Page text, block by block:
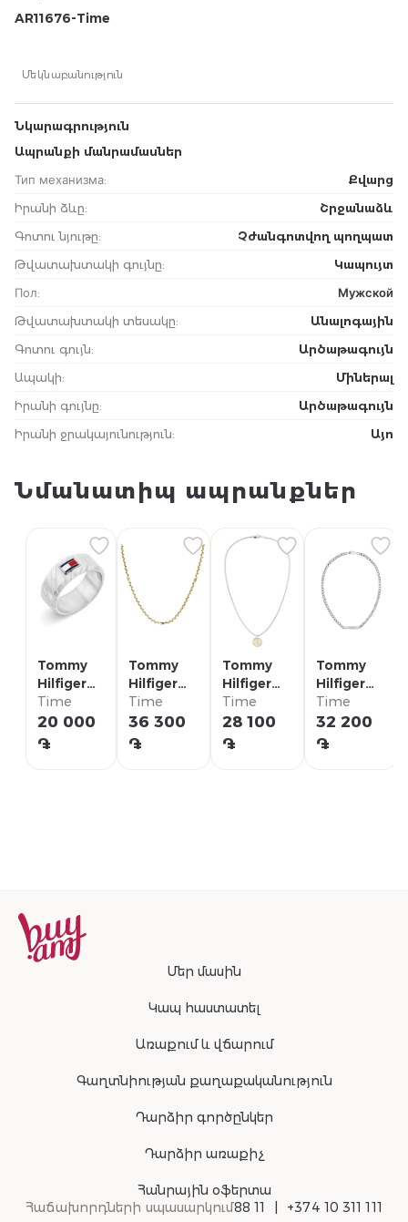
AR11676-Time
Մեկնաբանություն
Նկարագրություն
Ապրանքի մանրամասներ
Тип механизма:
Քվարց
Իրանի ձևը:
Շրջանաձև
Գոտու նյութը:
Չժանգոտվող պողպատ
Թվատախտակի գույնը:
Կապույտ
Пол:
Мужской
Թվատախտակի տեսակը:
Անալոգային
Գոտու գույն:
Արծաթագույն
Ապակի:
Միներալ
Իրանի գույնը:
Արծաթագույն
Իրանի ջրակայունություն: Այո
Նմանատիպ ապրանքներ
Tommy
Hilfiger
Кольцо/
2790621G
Time
20 000
֏
Tommy
Hilfiger
Ожерелье/
2790673
Time
36 300
֏
Tommy
Hilfiger
Ожерелье/
2790690
Time
28 100
֏
Tommy
Hilfiger
Ожерелье/
2790577
Time
32 200
֏
Մեր մասին
Կապ հաստատել
Առաքում և վճարում
Գաղտնիության քաղաքականություն
Դարձիր գործընկեր
Դարձիր առաքիչ
Հանրային օֆերտա
Հաճախորդների սպասարկում88 11 +374 10 311 111